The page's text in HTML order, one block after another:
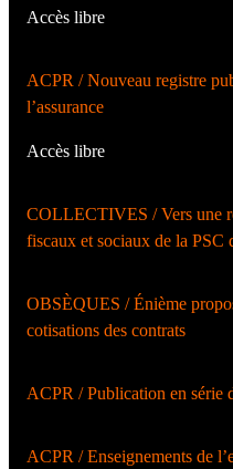
Accès libre
ACPR / Nouveau registre
l’assurance
Accès libre
COLLECTIVES / Vers une
fiscaux et sociaux de la PSC
OBSÈQUES / Énième
cotisations des contrats
ACPR / Publication en série
ACPR / Enseignements de